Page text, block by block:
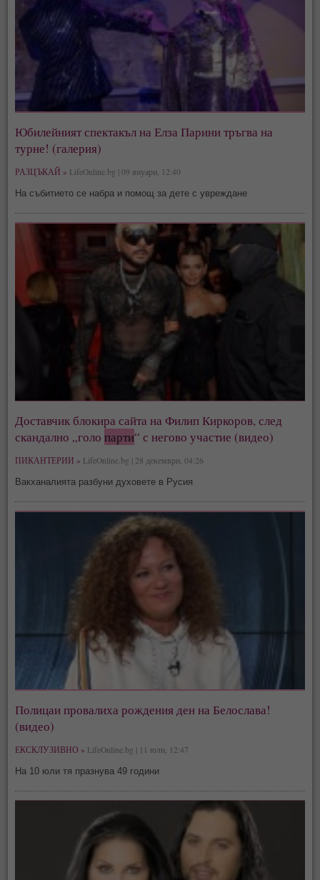
Юбилейният спектакъл на Елза Парини тръгва на
турне! (галерия)
РАЗЦЪКАЙ » LifeOnline.bg | 09 януари, 12:40
На събитието се набра и помощ за дете с увреждане
Доставчик блокира сайта на Филип Киркоров, след
скандално „голопарти“ с негово участие (видео)
ПИКАНТЕРИИ » LifeOnline.bg | 28 декември, 04:26
Вакханалията разбуни духовете в Русия
Полицаи провалиха рождения ден на Белослава!
(видео)
ЕКСКЛУЗИВНО » LifeOnline.bg | 11 юли, 12:47
На 10 юли тя празнува 49 години